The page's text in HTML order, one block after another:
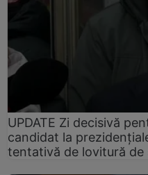
UPDATE Zi decisivă
candidat la
tentativă de lovitură de